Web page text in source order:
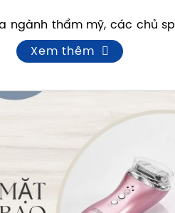
ngành thẩm mỹ, các chủ
giá thành mà quan tâm
khả năng nâng cấp và
ít xâm lấn.
tạo nhân viên.
và hỗ trợ kỹ thuật lâu dài.
Xem thêm